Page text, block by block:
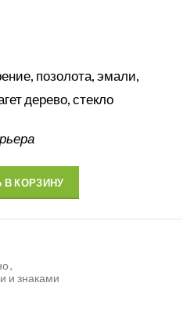
позолота, эмали,
дерево, стекло
В КОРЗИНУ
,
и знаками